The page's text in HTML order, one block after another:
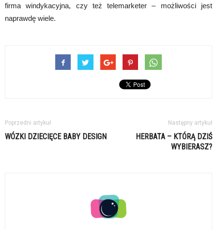
firma windykacyjna, czy też telemarketer – możliwości jest
naprawdę wiele.
Poprzedni artykuł
WÓZKI DZIECIĘCE BABY DESIGN
Następny artykuł
HERBATA – KTÓRĄ DZIŚ
WYBIERASZ?